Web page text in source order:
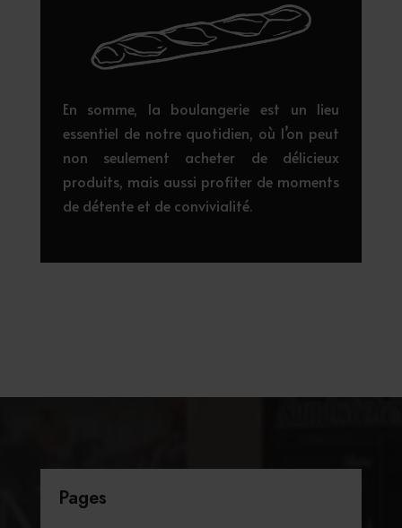
En somme, la boulangerie est un lieu
essentiel de notre quotidien, où l’on peut
non seulement acheter de délicieux
produits, mais aussi profiter de moments
de détente et de convivialité.
Pages